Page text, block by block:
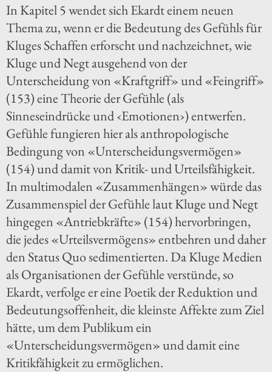
In Kapitel 5 wendet sich Ekardt einem neuen
Thema zu, wenn er die Bedeutung des Gefühls für
Kluges Schaffen erforscht und nachzeichnet, wie
Kluge und Negt ausgehend von der
Unterscheidung von «Kraftgriff» und «Feingriff»
(153) eine Theorie der Gefühle (als
Sinneseindrücke und ‹Emotionen›) entwerfen.
Gefühle fungieren hier als anthropologische
Bedingung von «Unterscheidungsvermögen»
(154) und damit von Kritik- und Urteilsfähigkeit.
In multimodalen «Zusammenhängen» würde das
Zusammenspiel der Gefühle laut Kluge und Negt
hingegen «Antriebkräfte» (154) hervorbringen,
die jedes «Urteilsvermögens» entbehren und daher
den Status Quo sedimentierten. Da Kluge Medien
als Organisationen der Gefühle verstünde, so
Ekardt, verfolge er eine Poetik der Reduktion und
Bedeutungsoffenheit, die kleinste Affekte zum Ziel
hätte, um dem Publikum ein
«Unterscheidungsvermögen» und damit eine
Kritikfähigkeit zu ermöglichen.